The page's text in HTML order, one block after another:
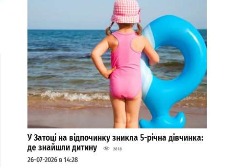
У Затоці на відпочинку зникла 5-річна дівчинка:
де знайшли дитину
2818
26-07-2026 в 14:28